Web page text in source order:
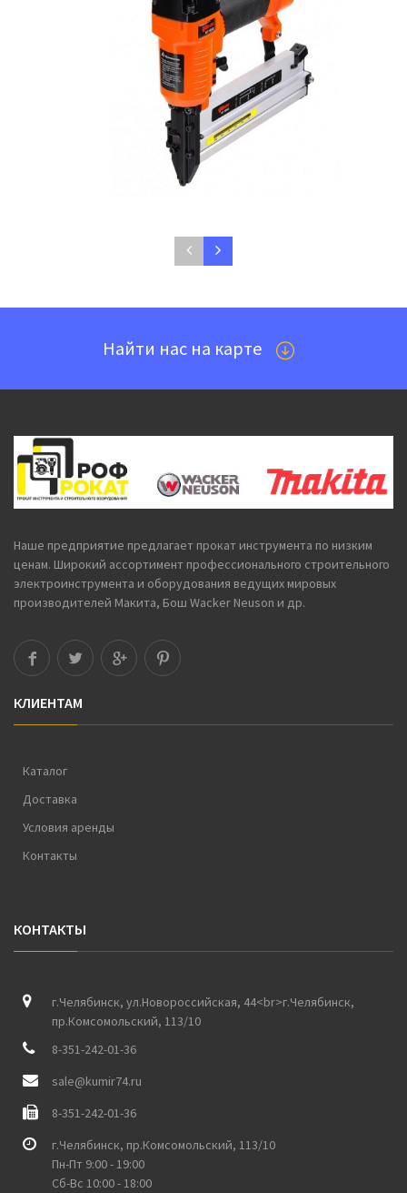
Аренда Степлер WESTER NT-5040
пневматический
Найти нас на карте
Наше предприятие предлагает прокат инструмента по низким
ценам. Широкий ассортимент профессионального строительного
электроинструмента и оборудования ведущих мировых
производителей Макита, Бош Wacker Neuson и др.
КЛИЕНТАМ
Каталог
Доставка
Условия аренды
Контакты
КОНТАКТЫ
г.Челябинск, ул.Новороссийская, 44<br>г.Челябинск,
пр.Комсомольский, 113/10
8-351-242-01-36
sale@kumir74.ru
8-351-242-01-36
г.Челябинск, пр.Комсомольский, 113/10
Пн-Пт 9:00 - 19:00
Сб-Вс 10:00 - 18:00